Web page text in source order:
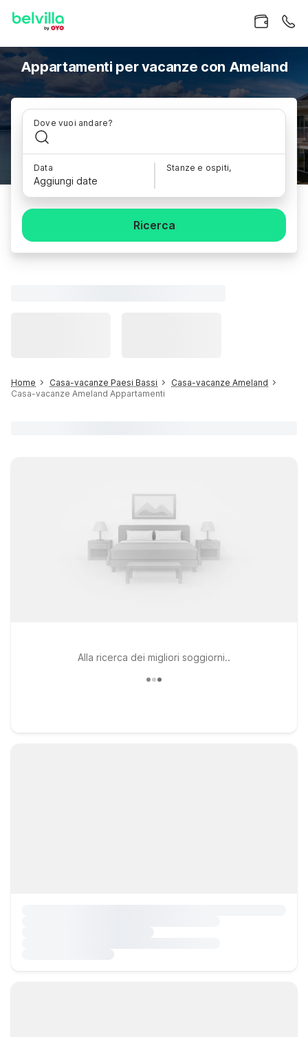
Appartamenti per vacanze con Ameland
Dove vuoi andare?
Data
Aggiungi date
Stanze e ospiti,
Ricerca
Home Casa-vacanze Paesi Bassi
Casa-vacanze Ameland
Casa-vacanze Ameland Appartamenti
Alla ricerca dei migliori soggiorni..